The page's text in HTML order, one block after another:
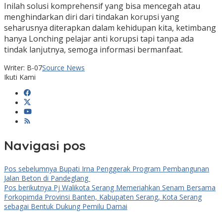
Inilah solusi komprehensif yang bisa mencegah atau
menghindarkan diri dari tindakan korupsi yang
seharusnya diterapkan dalam kehidupan kita, ketimbang
hanya Lonching pelajar anti korupsi tapi tanpa ada
tindak lanjutnya, semoga informasi bermanfaat.
Writer: B-07Source News
Ikuti Kami
Navigasi pos
Pos sebelumnya Bupati Irna Penggerak Program Pembangunan
Jalan Beton di Pandeglang
Pos berikutnya Pj Walikota Serang Memeriahkan Senam Bersama
Forkopimda Provinsi Banten, Kabupaten Serang, Kota Serang
sebagai Bentuk Dukung Pemilu Damai